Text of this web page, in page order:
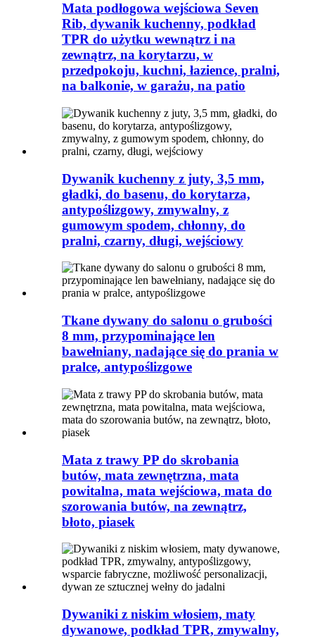
Mata podłogowa wejściowa Seven
Rib, dywanik kuchenny, podkład
TPR do użytku wewnątrz i na
zewnątrz, na korytarzu, w
przedpokoju, kuchni, łazience, pralni,
na balkonie, w garażu, na patio
Dywanik kuchenny z juty, 3,5 mm,
gładki, do basenu, do korytarza,
antypoślizgowy, zmywalny, z
gumowym spodem, chłonny, do
pralni, czarny, długi, wejściowy
Tkane dywany do salonu o grubości
8 mm, przypominające len
bawełniany, nadające się do prania w
pralce, antypoślizgowe
Mata z trawy PP do skrobania
butów, mata zewnętrzna, mata
powitalna, mata wejściowa, mata do
szorowania butów, na zewnątrz,
błoto, piasek
Dywaniki z niskim włosiem, maty
dywanowe, podkład TPR, zmywalny,